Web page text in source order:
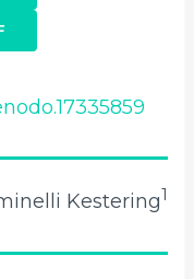
Kestering1